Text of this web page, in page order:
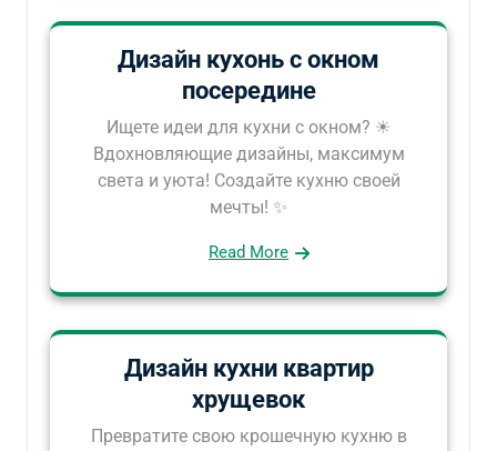
Дизайн кухонь с окном
посередине
Ищете идеи для кухни с окном? ☀
Вдохновляющие дизайны, максимум
света и уюта! Создайте кухню своей
мечты! ✨
Read More
Дизайн кухни квартир
хрущевок
Превратите свою крошечную кухню в